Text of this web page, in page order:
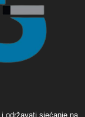
održavati sjećanje na